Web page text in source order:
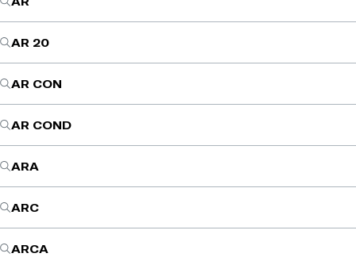
AR 20
AR CON
AR COND
ARA
ARC
ARCA